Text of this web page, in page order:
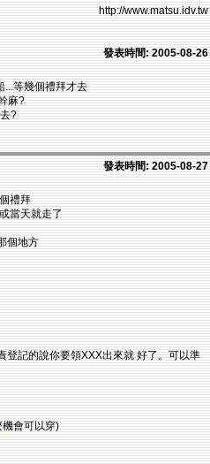
http://www.matsu.idv.tw
發表時間: 2005-08-26
...等幾個禮拜才去
麻?
?
發表時間: 2005-08-27
禮拜
當天就走了
個地方
登記的說你要領XXX出來就 好了。可以準
會可以穿)